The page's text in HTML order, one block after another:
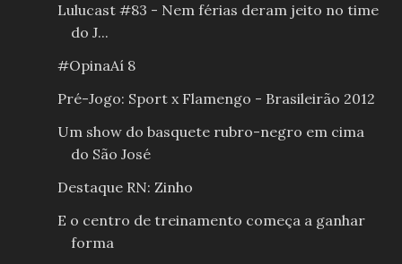
Lulucast #83 - Nem férias deram jeito no time
do J...
#OpinaAí 8
Pré-Jogo: Sport x Flamengo - Brasileirão 2012
Um show do basquete rubro-negro em cima
do São José
Destaque RN: Zinho
E o centro de treinamento começa a ganhar
forma